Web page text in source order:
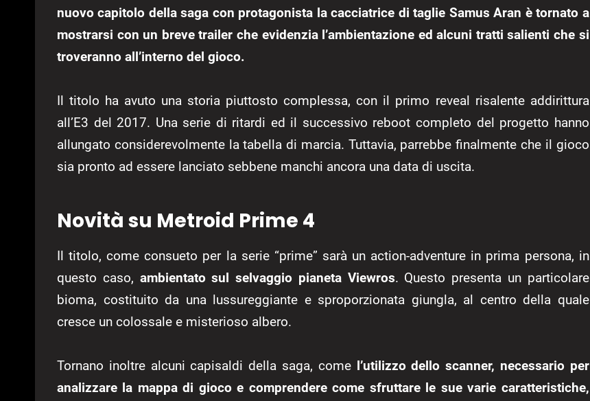
nuovo capitolo della saga con protagonista la cacciatrice di taglie Samus Aran è tornato a
mostrarsi con un breve trailer che evidenzia l’ambientazione ed alcuni tratti salienti che si
troveranno all’interno del gioco.
Il titolo ha avuto una storia piuttosto complessa, con il primo reveal risalente addirittura
all’E3 del 2017. Una serie di ritardi ed il successivo reboot completo del progetto hanno
allungato considerevolmente la tabella di marcia. Tuttavia, parrebbe finalmente che il gioco
sia pronto ad essere lanciato sebbene manchi ancora una data di uscita.
Novità su Metroid Prime 4
Il titolo, come consueto per la serie “prime” sarà un action-adventure in prima persona, in
questo caso, ambientato sul selvaggio pianeta Viewros. Questo presenta un particolare
bioma, costituito da una lussureggiante e sproporzionata giungla, al centro della quale
cresce un colossale e misterioso albero.
Tornano inoltre alcuni capisaldi della saga, comel’utilizzo dello scanner, necessario per
analizzare la mappa di gioco e comprendere come sfruttare le sue varie caratteristiche,